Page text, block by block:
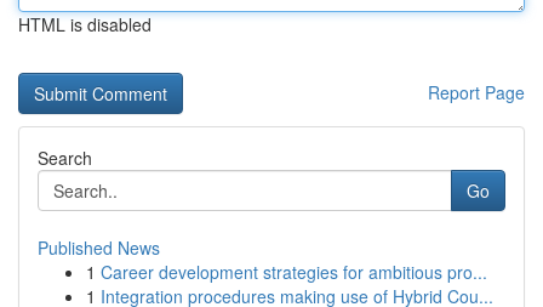
HTML is disabled
Report Page
Search
Go
Published News
1 Career development strategies for ambitious pro...
1 Integration procedures making use of Hybrid Cou...